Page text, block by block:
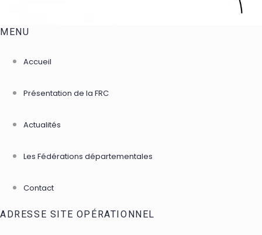
MENU
Accueil
Présentation de la FRC
Actualités
Les Fédérations départementales
Contact
ADRESSE SITE OPÉRATIONNEL